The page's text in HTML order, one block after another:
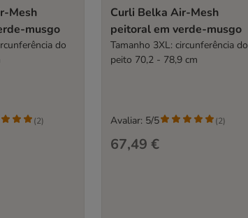
Mesh
musgo
do
(2)
Curli Belka Air-Mesh
peitoral em verde-musgo
Tamanho 3XL: circunferência do
peito 70,2 - 78,9 cm
67,49 €
Avaliar: 5/5 (2)